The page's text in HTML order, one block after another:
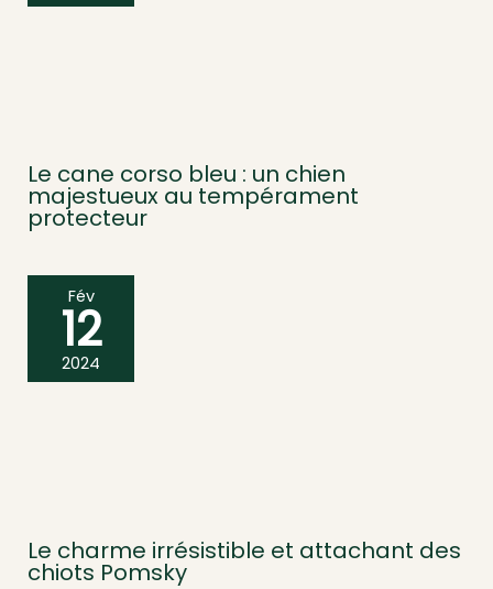
Le cane corso bleu : un chien
majestueux au tempérament
protecteur
Fév
12
2024
Le charme irrésistible et attachant des
chiots Pomsky